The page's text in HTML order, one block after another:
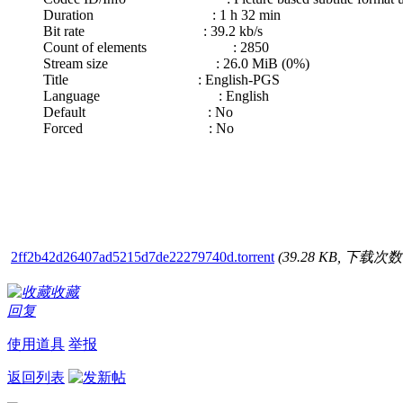
Duration : 1 h 32 min
Bit rate : 39.2 kb/s
Count of elements : 2850
Stream size : 26.0 MiB (0%)
Title : English-PGS
Language : English
Default : No
Forced : No
2ff2b42d26407ad5215d7de22279740d.torrent (39.28 KB, 下载次
收藏
回复
使用道具 举报
返回列表